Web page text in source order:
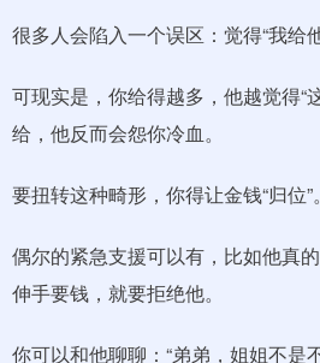
很多人会陷入一个误区：觉得“我给
可现实是，你给得越多，他越觉得“
给，他反而会怨你冷血。
要扭转这种畸形，你得让金钱“归位”。
偶尔的紧急支援可以有，比如他真
伸手要钱，就要拒绝他。
你可以和他聊聊：“弟弟，姐姐不是